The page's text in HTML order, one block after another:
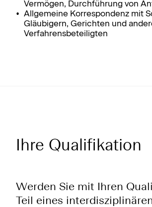
Vermögen, Durchführung von
Allgemeine Korrespondenz mit
Gläubigern, Gerichten und
Verfahrensbeteiligten
Ihre Qualifikation
Werden Sie mit Ihren
Teil eines